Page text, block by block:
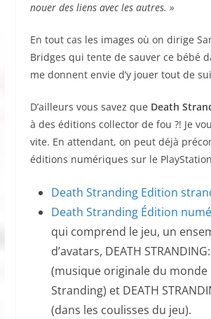
nouer des liens avec les autres. »
En tout cas les images où on dirige
Bridges qui tente de sauver ce bébé
me donnent envie d’y jouer tout de
D’ailleurs vous savez que Death
à des éditions collector de fou ?! Je
vite. En attendant, on peut déjà
éditions numériques sur le
Death Stranding Edition
Death Stranding Édition
qui comprend le jeu, un
d’avatars, DEATH
(musique originale du monde
Stranding) et DEATH
(dans les coulisses du jeu).